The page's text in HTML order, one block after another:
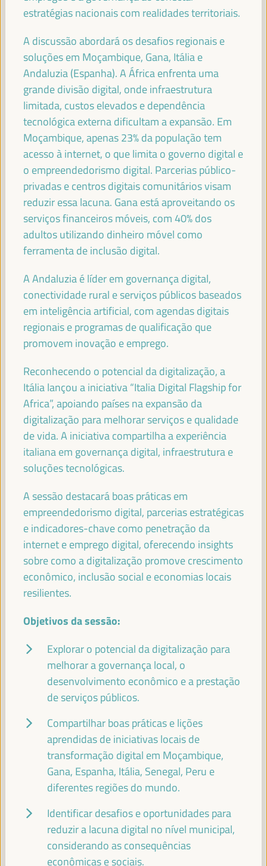
EVA GRANADOS
Secretário de Estado da Cooperação Internacional do
Ministério dos Negócios Estrangeiros de Espanha -
Governo espanholEspaña
HAOLIANG XU
Subsecretário-Geral, Administrador Associado -
Programa das Nações Unidas para o Desenvolvimento
(PNUD)
JAN VAN ZANEN
Presidente da CGLU e Prefeito de Haia - Cidades e
Governos Locais Unidos (CGLU)
TERESA RIBERA (VIDEO MESSAGE)
justa e competitiva - Comissão Europeia
YUSUF MOHAMED ADAN
Ministro do Trabalho e Assuntos Sociais da Somália -
Governo da Somália
Somália
PATRICK MOLINOZ
Membro do Comité Europeu das Regiões, Vice-Presidente
da Região Borgonha-Franco-Condado - Comissão
EuropeiaComissão Europeia
JOSÉ LUIS GARCÍA MARTÍN
de Atenção Preferencial Bairros e Direitos Sociais... -
Fundo Andaluz de Municípios para a Solidariedade
Internacional (FAMSI)
EMILIA SÁIZ
Secretaria General - Cidades e Governos Locais Unidos
(CGLU) UCLG
FRANCISCO TOAJAS
Deputado para a Cooperação Internacional do Conselho
Provincial de Sevilha e Presidente da Comissão de... -
Fundo Andaluz de Municípios para a Solidariedade
estratégias nacionais com realidades territoriais.
A discussão abordará os desafios regionais e
soluções em Moçambique, Gana, Itália e
Andaluzia (Espanha). A África enfrenta uma
grande divisão digital, onde infraestrutura
limitada, custos elevados e dependência
tecnológica externa dificultam a expansão. Em
Moçambique, apenas 23% da população tem
acesso à internet, o que limita o governo digital e
o empreendedorismo digital. Parcerias público-
privadas e centros digitais comunitários visam
reduzir essa lacuna. Gana está aproveitando os
serviços financeiros móveis, com 40% dos
adultos utilizando dinheiro móvel como
ferramenta de inclusão digital.
A Andaluzia é líder em governança digital,
conectividade rural e serviços públicos baseados
em inteligência artificial, com agendas digitais
regionais e programas de qualificação que
promovem inovação e emprego.
Reconhecendo o potencial da digitalização, a
Itália lançou a iniciativa “Italia Digital Flagship for
Africa”, apoiando países na expansão da
digitalização para melhorar serviços e qualidade
de vida. A iniciativa compartilha a experiência
italiana em governança digital, infraestrutura e
soluções tecnológicas.
A sessão destacará boas práticas em
empreendedorismo digital, parcerias estratégicas
e indicadores-chave como penetração da
internet e emprego digital, oferecendo insights
sobre como a digitalização promove crescimento
econômico, inclusão social e economias locais
resilientes.
Objetivos da sessão:
Explorar o potencial da digitalização para
melhorar a governança local, o
desenvolvimento econômico e a prestação
de serviços públicos.
Compartilhar boas práticas e lições
aprendidas de iniciativas locais de
transformação digital em Moçambique,
Gana, Espanha, Itália, Senegal, Peru e
diferentes regiões do mundo.
Identificar desafios e oportunidades para
reduzir a lacuna digital no nível municipal,
considerando as consequências
econômicas e sociais.